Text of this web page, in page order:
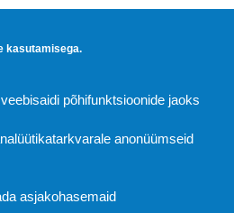
Abi
PEGASUS OÜ © 2020
(A korpus VI korrus), Tallinn
kasutamisega.
põhifunktsioonide jaoks
anonüümseid
asjakohasemaid